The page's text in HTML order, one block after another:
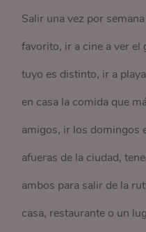
Salir una vez por
favorito, ir a cine a ver
tuyo es distinto, ir a
en casa la comida que
amigos, ir los domingos
afueras de la ciudad,
ambos para salir de la
casa, restaurante o un